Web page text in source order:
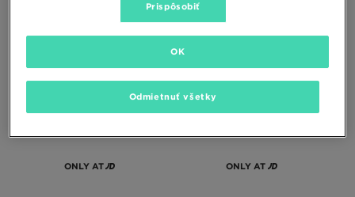
40,00 €
ONLY AT ONLY AT
Prispôsobiť
Odmietnuť všetky
OK